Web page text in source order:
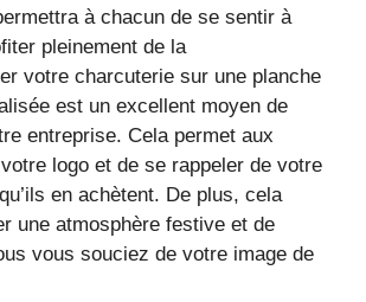
à chacun de se sentir à
pleinement de la
votre charcuterie sur une planche
est un excellent moyen de
entreprise. Cela permet aux
logo et de se rappeler de votre
en achètent. De plus, cela
une atmosphère festive et de
vous souciez de votre image de